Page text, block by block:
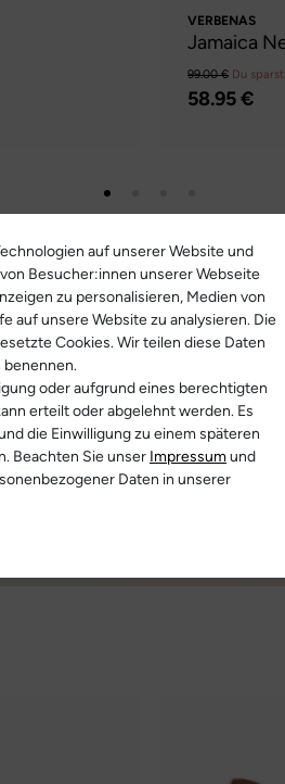
VERBENAS
Jamaica
99.00 € Du
58.95 €
auf unserer Website und
Besucher:innen unserer Webseite
zu personalisieren, Medien von
auf unsere Website zu analysieren. Die
Cookies. Wir teilen diese Daten
benennen.
oder aufgrund eines berechtigten
erteilt oder abgelehnt werden. Es
die Einwilligung zu einem späteren
Beachten Sie unser Impressumund
Daten in unserer